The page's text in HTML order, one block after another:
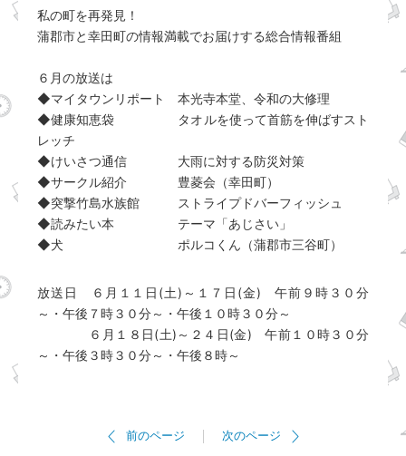
私の町を再発見！
蒲郡市と幸田町の情報満載でお届けする総合情報番組
６月の放送は
◆マイタウンリポート 本光寺本堂、令和の大修理
◆健康知恵袋 タオルを使って首筋を伸ばすスト
レッチ
◆けいさつ通信 大雨に対する防災対策
◆サークル紹介 豊菱会（幸田町）
◆突撃竹島水族館 ストライプドバーフィッシュ
◆読みたい本 テーマ「あじさい」
◆犬 ポルコくん（蒲郡市三谷町）
放送日 ６月１１日(土)～１７日(金) 午前９時３０分
～・午後７時３０分～・午後１０時３０分～
６月１８日(土)～２４日(金) 午前１０時３０分
～・午後３時３０分～・午後８時～
前のページ 次のページ